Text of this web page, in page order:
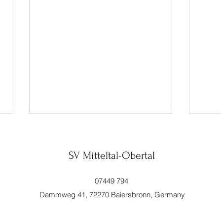
Start in die Sommerpause
SV Mitteltal-Obertal
Dammweg 41, 72270 Baiersbronn, Germany
07449 794